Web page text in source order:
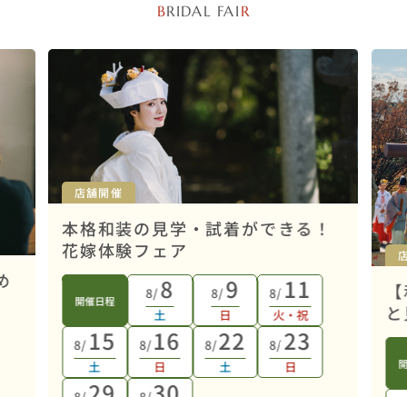
BRIDAL FAI R
店舗開催
本格和装の見学・試着ができる！
花嫁体験フェア
開催日程 8/8
土
8/9
日
8/ 11
火・祝
8/ 15
土
8/16
日
8/22
土
8/23
日